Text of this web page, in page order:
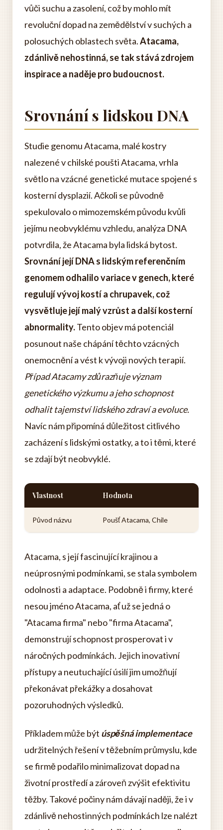
vůči suchu a zasolení, což by mohlo mít
revoluční dopad na zemědělství v suchých a
polosuchých oblastech světa.Atacama,
zdánlivě nehostinná, se tak stává zdrojem
inspirace a naděje pro budoucnost.
Srovnání s lidskou DNA
Studie genomu Atacama, malé kostry
nalezené v chilské poušti Atacama, vrhla
světlo na vzácné genetické mutace spojené s
kosterní dysplazií. Ačkoli se původně
spekulovalo o mimozemském původu kvůli
jejímu neobvyklému vzhledu, analýza DNA
potvrdila, že Atacama byla lidská bytost.
Srovnání její DNA s lidským referenčním
genomem odhalilo variace v genech, které
regulují vývoj kostí a chrupavek, což
vysvětluje její malý vzrůst a další kosterní
abnormality.Tento objev má potenciál
posunout naše chápání těchto vzácných
onemocnění a vést k vývoji nových terapií.
Případ Atacamy zdůrazňuje význam
genetického výzkumu a jeho schopnost
odhalit tajemství lidského zdraví a evoluce.
Navíc nám připomíná důležitost citlivého
zacházení s lidskými ostatky, a to i těmi, které
se zdají být neobvyklé.
Vlastnost Hodnota
Původ názvu Poušť Atacama, Chile
Atacama, s její fascinující krajinou a
neúprosnými podmínkami, se stala symbolem
odolnosti a adaptace. Podobně i firmy, které
nesou jméno Atacama, ať už se jedná o
"Atacama firma" nebo "firma Atacama",
demonstrují schopnost prosperovat i v
náročných podmínkách. Jejich inovativní
přístupy a neutuchající úsilí jim umožňují
překonávat překážky a dosahovat
pozoruhodných výsledků.
Příkladem může být úspěšná implementace
udržitelných řešení v těžebním průmyslu, kde
se firmě podařilo minimalizovat dopad na
životní prostředí a zároveň zvýšit efektivitu
těžby. Takové počiny nám dávají naději, že i v
zdánlivě nehostinných podmínkách lze nalézt